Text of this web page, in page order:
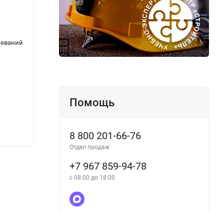
ТИ Р М-068-2002 (СО 153-34.03.245-2002).
Типовая инструкция по охране труда для
Помощь
8 800 201-66-76
Отдел продаж
+7 967 859-94-78
с 08:00 до 18:00